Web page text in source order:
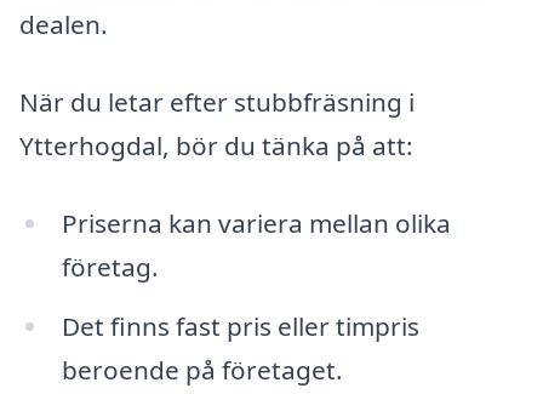
dealen.
När du letar efter stubbfräsning i
Ytterhogdal, bör du tänka på att:
Priserna kan variera mellan olika
företag.
Det finns fast pris eller timpris
beroende på företaget.